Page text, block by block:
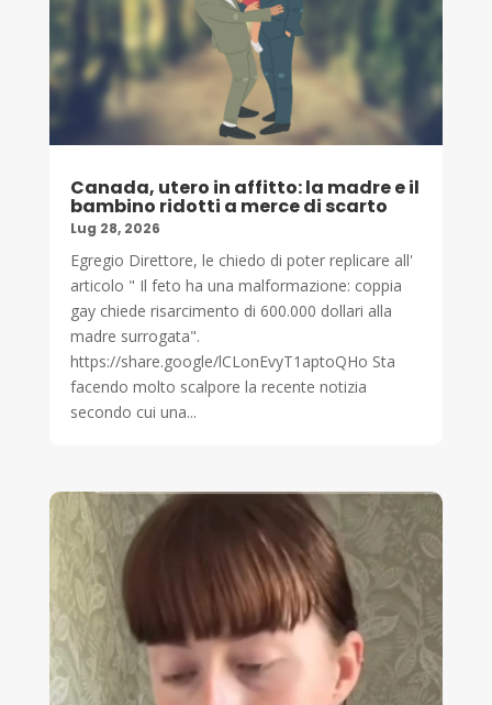
Canada, utero in affitto: la madre e il
bambino ridotti a merce di scarto
Lug 28, 2026
Egregio Direttore, le chiedo di poter replicare all'
articolo " Il feto ha una malformazione: coppia
gay chiede risarcimento di 600.000 dollari alla
madre surrogata".
https://share.google/lCLonEvyT1aptoQHo Sta
facendo molto scalpore la recente notizia
secondo cui una...